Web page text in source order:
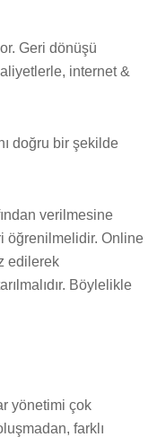
Geri dönüşü
internet &
doğru bir şekilde
verilmesine
öğrenilmelidir. Online
edilerek
Böylelikle
yönetimi çok
farklı